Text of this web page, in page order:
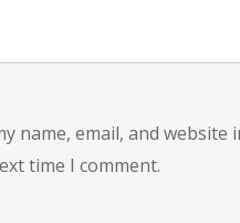
name, email, and
time I comment.